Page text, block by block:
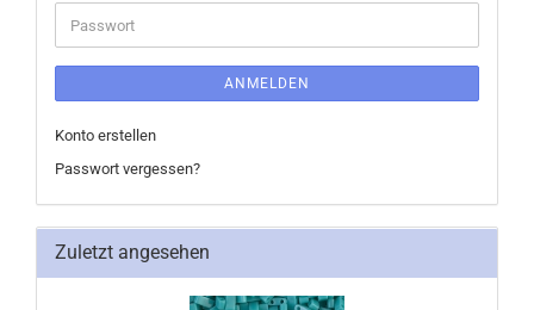
Passwort
ANMELDEN
Konto erstellen
Passwort vergessen?
Zuletzt angesehen